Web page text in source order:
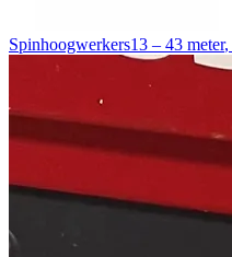
Spinhoogwerkers13 – 43 meter,